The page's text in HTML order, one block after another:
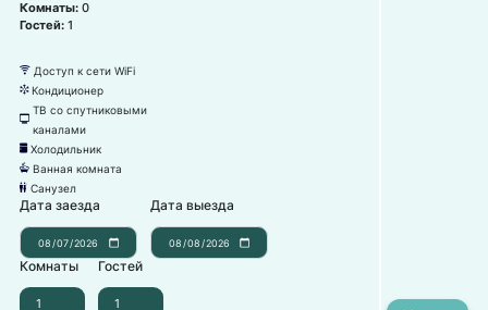
Комнаты: 0
Гостей: 1
뀄 Доступ к сети WiFi
뀸 Кондиционер
넎
ТВ со спутниковыми
каналами
녒 Холодильник
넸 Ванная комната
댃 Санузел
Дата заезда Дата выезда
Комнаты Гостей